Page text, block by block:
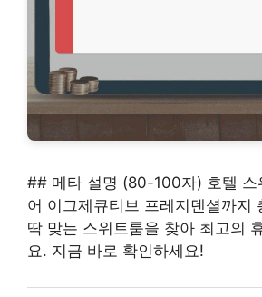
## 메타 설명 (80-100자) 호텔 스
어 이그제큐티브 프레지덴셜까지
딱 맞는 스위트룸을 찾아 최고의
요. 지금 바로 확인하세요!